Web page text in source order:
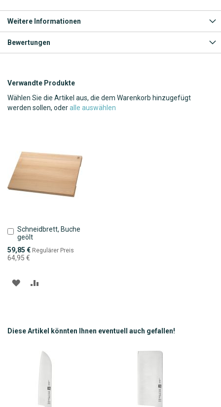
Weitere Informationen
Bewertungen
Verwandte Produkte
Wählen Sie die Artikel aus, die dem Warenkorb hinzugefügt
werden sollen, oderalle auswählen
Schneidbrett, Buche
geölt
Sonderpreis
59,85 € Regulärer Preis
64,95 €
In
den
Warenkorb
ZUR
Diese Artikel könnten Ihnen eventuell auch gefallen!